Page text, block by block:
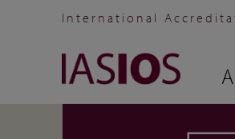
International